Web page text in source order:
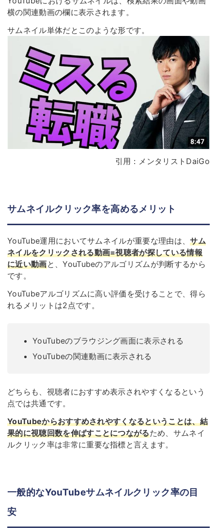
横の関連動画の欄に表示されます。
サムネイル単体だとこのような形です。
引用：メンタリストDaiGo
サムネイルクリック率を高めるメリット
YouTube運用においてサムネイルが重要な理由は、サム
ネイルをクリックされる動画=視聴者が探している情報
に近い動画と、YouTubeのアルゴリズムが判断するから
です。
YouTubeアルゴリズムに高い評価を受けることで、得ら
れるメリットは2点です。
YouTubeのブラウジング画面に表示される
YouTubeの関連動画に表示される
どちらも、視聴者におすすめ表示されやすくなるという
点では共通です。
YouTubeからおすすめされやすくなるということは、結
果的に視聴回数を伸ばすことにつながるため、サムネイ
ルクリック率は非常に重要な指標と言えます。
一般的なYouTubeサムネイルクリック率の目
安